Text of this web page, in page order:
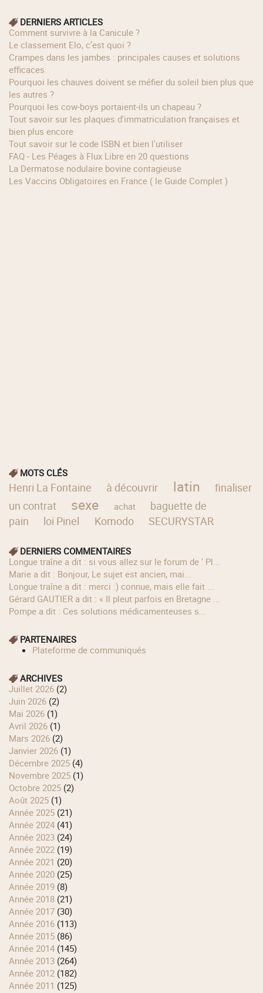
DERNIERS ARTICLES
Comment survivre à la Canicule ?
Le classement Elo, c’est quoi ?
Crampes dans les jambes : principales causes et solutions
efficaces
Pourquoi les chauves doivent se méfier du soleil bien plus que
les autres ?
Pourquoi les cow‑boys portaient‑ils un chapeau ?
Tout savoir sur les plaques d'immatriculation françaises et
bien plus encore
Tout savoir sur le code ISBN et bien l'utiliser
FAQ - Les Péages à Flux Libre en 20 questions
La Dermatose nodulaire bovine contagieuse
Les Vaccins Obligatoires en France ( le Guide Complet )
MOTS CLÉS
Henri La Fontaine à découvrir latin
finaliser
un contrat
sexe achat
baguette de
pain
loi Pinel Komodo SECURYSTAR
DERNIERS COMMENTAIRES
longue traîne a dit : si vous allez sur le forum de ' Pl...
Marie a dit : Bonjour, Le sujet est ancien, mai...
longue traîne a dit : merci :) connue, mais elle fait ...
Gérard GAUTIER a dit : « Il pleut parfois en Bretagne ...
Pompe a dit : Ces solutions médicamenteuses s...
PARTENAIRES
Plateforme de communiqués
ARCHIVES
juillet 2026 (2)
juin 2026 (2)
mai 2026 (1)
avril 2026 (1)
mars 2026 (2)
janvier 2026 (1)
décembre 2025 (4)
novembre 2025 (1)
octobre 2025 (2)
août 2025 (1)
année 2025 (21)
année 2024 (41)
année 2023 (24)
année 2022 (19)
année 2021 (20)
année 2020 (25)
année 2019 (8)
année 2018 (21)
année 2017 (30)
année 2016 (113)
année 2015 (86)
année 2014 (145)
année 2013 (264)
année 2012 (182)
année 2011 (125)